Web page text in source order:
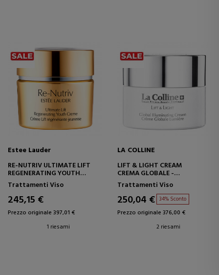
Estee Lauder
RE-NUTRIV ULTIMATE LIFT
REGENERATING YOUTH
CREME
CREMA RIGENERANTE ANTI-
ETÀ
Trattamenti Viso
245,15 €
Prezzo originale 397,01 €
1 riesami
LA COLLINE
LIFT & LIGHT CREAM
CREMA GLOBALE -
ILLUMINANTE
Trattamenti Viso
250,04 € 34% Sconto
Prezzo originale 376,00 €
2 riesami